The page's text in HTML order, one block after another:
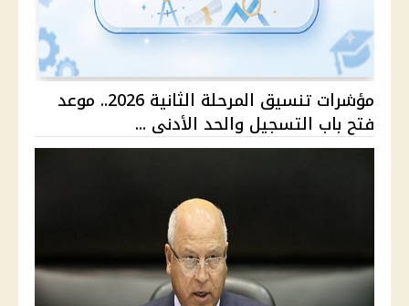
مؤشرات تنسيق المرحلة الثانية 2026.. موعد
فتح باب التسجيل والحد الأدنى ...